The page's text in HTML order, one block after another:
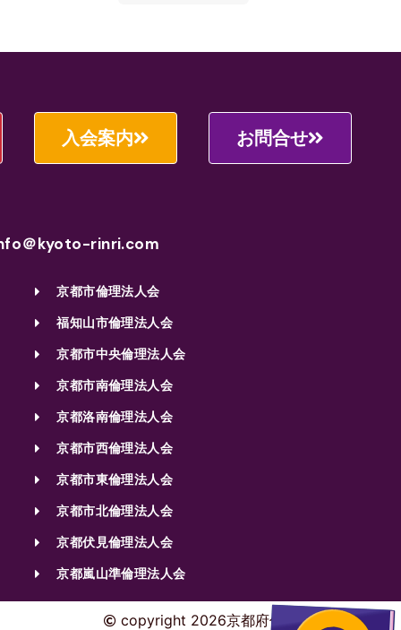
入会案内 お問合せ
＠kyoto-rinri.com
京都市倫理法人会
福知山市倫理法人会
京都市中央倫理法人会
京都市南倫理法人会
京都洛南倫理法人会
京都市西倫理法人会
京都市東倫理法人会
京都市北倫理法人会
京都伏見倫理法人会
京都嵐山準倫理法人会
copyright 2026京都府倫理法人会